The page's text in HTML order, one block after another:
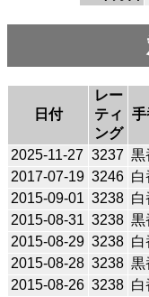
日付
レー
ティ
ング
手
2025-11-27 3237 黒
2017-07-19 3246 白
2015-09-01 3238 白
2015-08-31 3238 黒
2015-08-29 3238 白
2015-08-28 3238 黒
2015-08-26 3238 白